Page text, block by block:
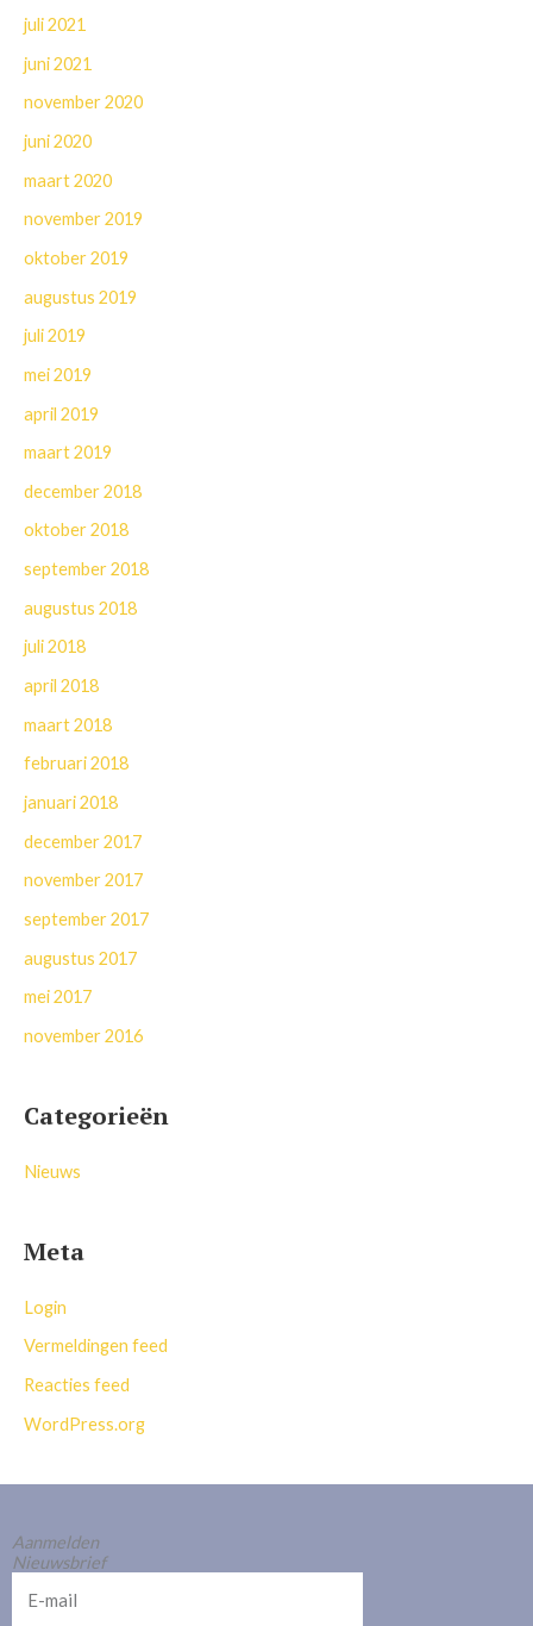
juli 2021
juni 2021
november 2020
juni 2020
maart 2020
november 2019
oktober 2019
augustus 2019
juli 2019
mei 2019
april 2019
maart 2019
december 2018
oktober 2018
september 2018
augustus 2018
juli 2018
april 2018
maart 2018
februari 2018
januari 2018
december 2017
november 2017
september 2017
augustus 2017
mei 2017
november 2016
Categorieën
Nieuws
Meta
Login
Vermeldingen feed
Reacties feed
WordPress.org
Aanmelden
Nieuwsbrief
mail